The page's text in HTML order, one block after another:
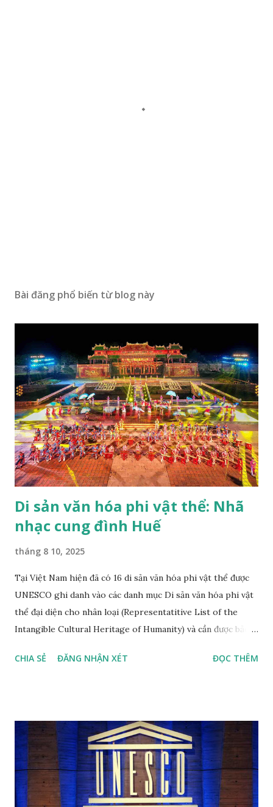
Bài đăng phổ biến từ blog này
Di sản văn hóa phi vật thể: Nhã
nhạc cung đình Huế
tháng 8 10, 2025
Tại Việt Nam hiện đã có 16 di sản văn hóa phi vật thể được
UNESCO ghi danh vào các danh mục Di sản văn hóa phi vật
thể đại diện cho nhân loại (Representatitive List of the
Intangible Cultural Heritage of Humanity) và cần được bảo
Urgent Safeguarding) theo thứ tự năm công nhận mới nhất
đại diện của nhân loại. Nhã nhạc cung đình Huế là thể loại
nhạc của cung đình thời phong kiến, được biểu diễn vào các
dịp lễ hội (vua đăng quang, băng hà, các lễ hội tôn nghiêm
khác) trong năm của các triều đại nhà Nguyễn của Việt Nam.
Nhã nhạc cung đình Huế đã được UNESCO công nhận là
CHIA SẺ ĐĂNG NHẬN XÉT ĐỌC THÊM